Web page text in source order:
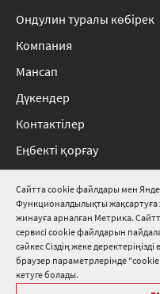
Сайтта cookie файлдары мен
Функционалдылықты жақсартуға
жинауға арналған Метрика.
сервисі cookie файлдарын
сәйкес Сіздің жеке
браузер параметрлерінде
кетуге болады.
8 800 511 91 82
info@onduline.ru
Ресей Беларусь
Ондулин туралы көбірек
Компания
Мансап
Дүкендер
Контактілер
Еңбекті қорғау